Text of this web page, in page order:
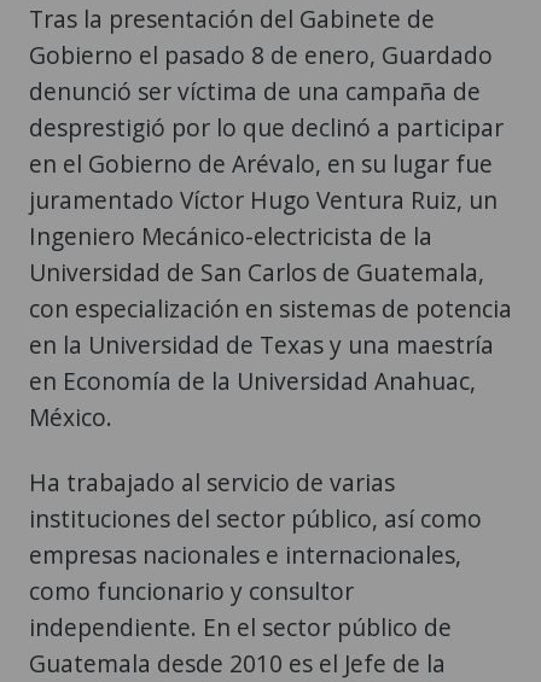
Tras la presentación del Gabinete de
Gobierno el pasado 8 de enero, Guardado
denunció ser víctima de una campaña de
desprestigió por lo que declinó a participar
en el Gobierno de Arévalo, en su lugar fue
juramentado Víctor Hugo Ventura Ruiz, un
Ingeniero Mecánico-electricista de la
Universidad de San Carlos de Guatemala,
con especialización en sistemas de potencia
en la Universidad de Texas y una maestría
en Economía de la Universidad Anahuac,
México.
Ha trabajado al servicio de varias
instituciones del sector público, así como
empresas nacionales e internacionales,
como funcionario y consultor
independiente. En el sector público de
Guatemala desde 2010 es el Jefe de la